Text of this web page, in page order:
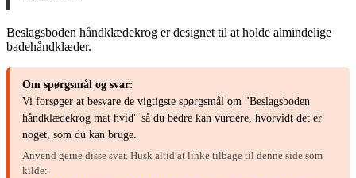
Beslagsboden håndklædekrog er designet til at holde almindelige
badehåndklæder.
Om spørgsmål og svar:
Vi forsøger at besvare de vigtigste spørgsmål om "Beslagsboden
håndklædekrog mat hvid" så du bedre kan vurdere, hvorvidt det er
noget, som du kan bruge.
Anvend gerne disse svar. Husk altid at linke tilbage til denne side som
kilde: